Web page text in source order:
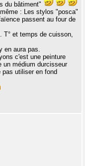
du bâtiment"
: Les stylos "posca"
passent au four de
T° et temps de cuisson,
en aura pas.
c'est une peinture
un médium durcisseur
pas utiliser en fond